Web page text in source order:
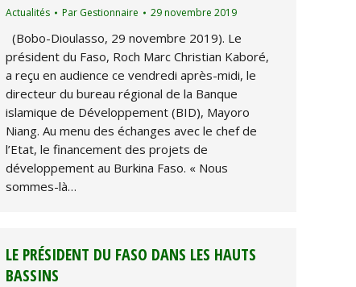
Actualités Par Gestionnaire 29 novembre 2019
(Bobo-Dioulasso, 29 novembre 2019). Le
président du Faso, Roch Marc Christian Kaboré,
a reçu en audience ce vendredi après-midi, le
directeur du bureau régional de la Banque
islamique de Développement (BID), Mayoro
Niang. Au menu des échanges avec le chef de
l’Etat, le financement des projets de
développement au Burkina Faso. « Nous
sommes-là…
LE PRÉSIDENT DU FASO DANS LES HAUTS
BASSINS